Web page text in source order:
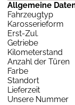
Allgemeine
Fahrzeugtyp
Karosserieform
Erst-Zul.
Getriebe
Kilometerstand
Anzahl der Türen
Farbe
Standort
Lieferzeit
Unsere Nummer